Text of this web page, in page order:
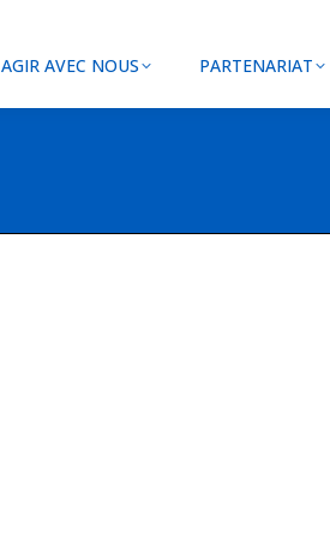
AGIR AVEC NOUS PARTENARIAT